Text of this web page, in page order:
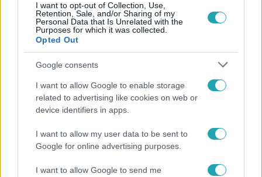
I want to opt-out of Collection, Use,
Retention, Sale, and/or Sharing of my
Personal Data that Is Unrelated with the
Purposes for which it was collected.
Opted Out
Google consents
I want to allow Google to enable storage
related to advertising like cookies on web or
device identifiers in apps.
I want to allow my user data to be sent to
Google for online advertising purposes.
I want to allow Google to send me
Hazaszállították a kórházból Kati nénit, a házuk
előtt vették észre, hogy már nem él